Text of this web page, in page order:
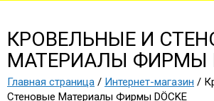
КРОВЕЛЬНЫЕ И
МАТЕРИАЛЫ ФИРМЫ
Главная страница / Интернет-магазин /
Стеновые Материалы Фирмы DÖCKE